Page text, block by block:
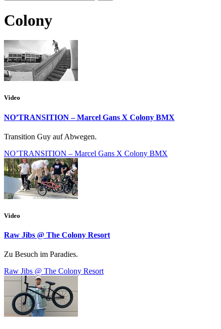
Colony
Video
NO’TRANSITION – Marcel Gans X Colony BMX
Transition Guy auf Abwegen.
NO’TRANSITION – Marcel Gans X Colony BMX
Video
Raw Jibs @ The Colony Resort
Zu Besuch im Paradies.
Raw Jibs @ The Colony Resort